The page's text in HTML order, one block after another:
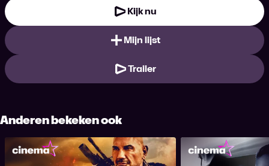
Kijk nu
Mijn lijst
Trailer
Anderen bekeken ook